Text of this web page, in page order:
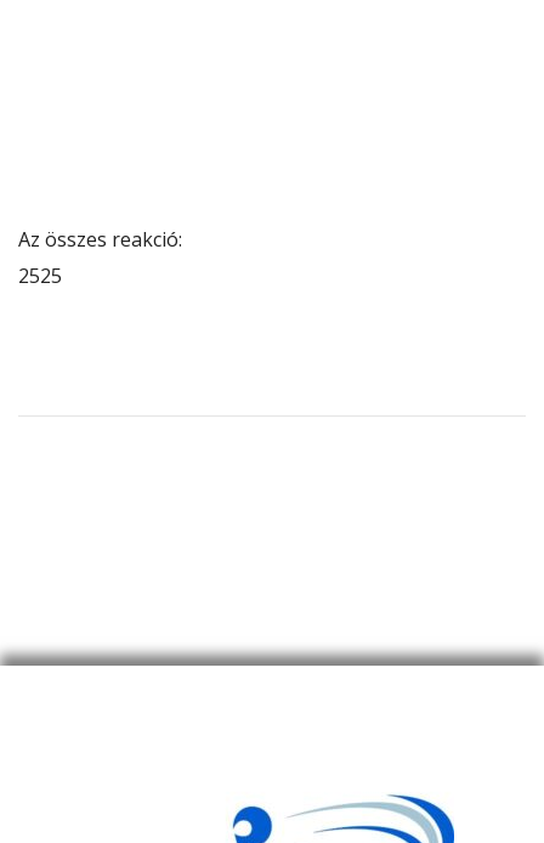
Az összes reakció:
2525